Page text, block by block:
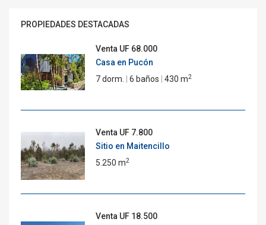
PROPIEDADES DESTACADAS
Venta UF 68.000
Casa en Pucón
7 dorm.
6 baños 430 m2
Venta UF 7.800
Sitio en Maitencillo
5.250 m2
Venta UF 18.500